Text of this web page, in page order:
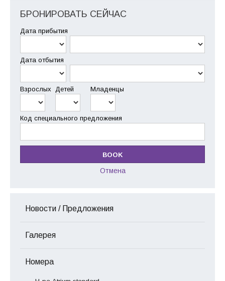
БРОНИРОВАТЬ СЕЙЧАС
Дата прибытия
Дата отбытия
Взрослых Детей Младенцы
Код специального предложения
Отмена
Новости / Предложения
Галерея
Номера